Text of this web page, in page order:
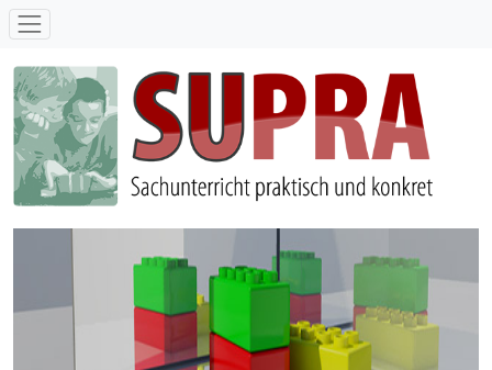
SUPRA - Sachunterricht praktisch und konkret